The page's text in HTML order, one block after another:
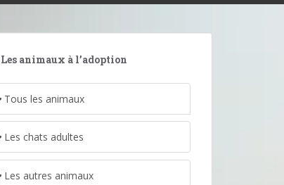
Les animaux à l’adoption
Tous les animaux
Les chats adultes
Les autres animaux